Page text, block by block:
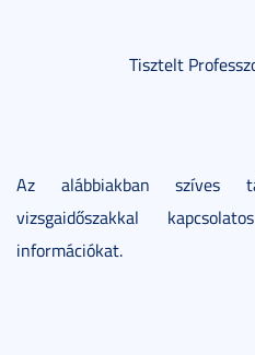
Tisztelt
Az alábbiakban szíves
vizsgaidőszakkal
információkat.